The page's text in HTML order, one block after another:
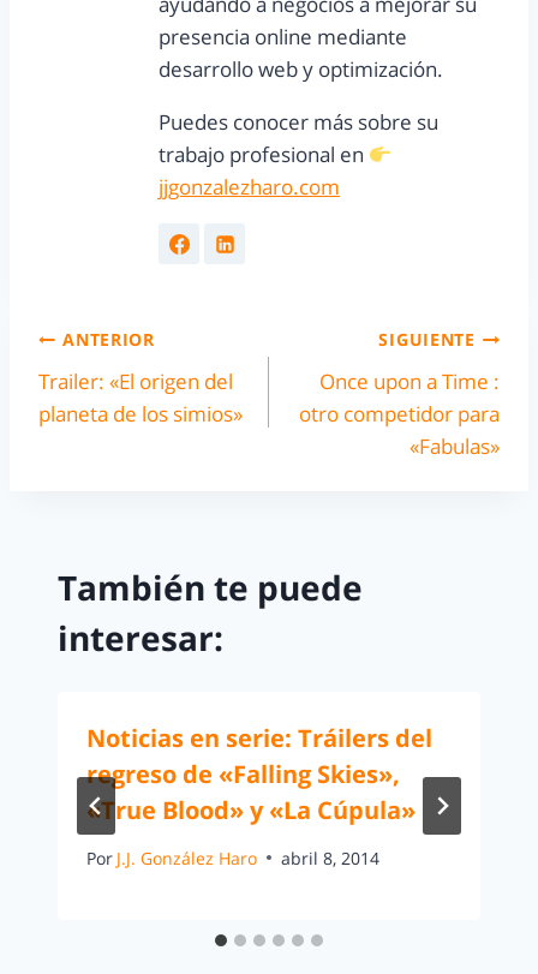
presencia online mediante
desarrollo web y optimización.
Puedes conocer más sobre su
trabajo profesional en
jjgonzalezharo.com
ANTERIOR
Trailer: «El origen del
planeta de los simios»
SIGUIENTE
Once upon a Time :
otro competidor para
«Fabulas»
También te puede
interesar:
Noticias en serie: Tráilers del
regreso de «Falling Skies»,
«True Blood» y «La Cúpula»
Por J.J. González Haro abril 8, 2014